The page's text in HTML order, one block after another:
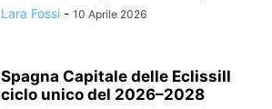
Lara Fossi - 10 Aprile 2026
Spagna Capitale delle EclissiIl
ciclo unico del 2026–2028